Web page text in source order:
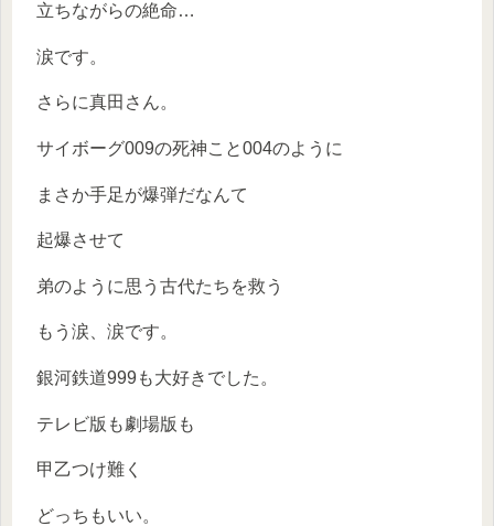
立ちながらの絶命…
涙です。
さらに真田さん。
サイボーグ009の死神こと004のように
まさか手足が爆弾だなんて
起爆させて
弟のように思う古代たちを救う
もう涙、涙です。
銀河鉄道999も大好きでした。
テレビ版も劇場版も
甲乙つけ難く
どっちもいい。